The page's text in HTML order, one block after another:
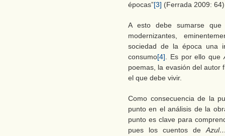
épocas”[3] (Ferrada 2009:
A esto debe sumarse que
modernizantes,
sociedad de la época una
consumo[4] . Es por ello que
poemas, la evasión del autor
el que debe vivir.
Como consecuencia de la
punto en el análisis de la
punto es clave para
pues los cuentos de